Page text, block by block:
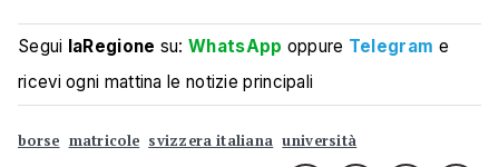
Segui laRegione su:WhatsApp oppure Telegram e
ricevi ogni mattina le notizie principali
borse matricole svizzera italiana università